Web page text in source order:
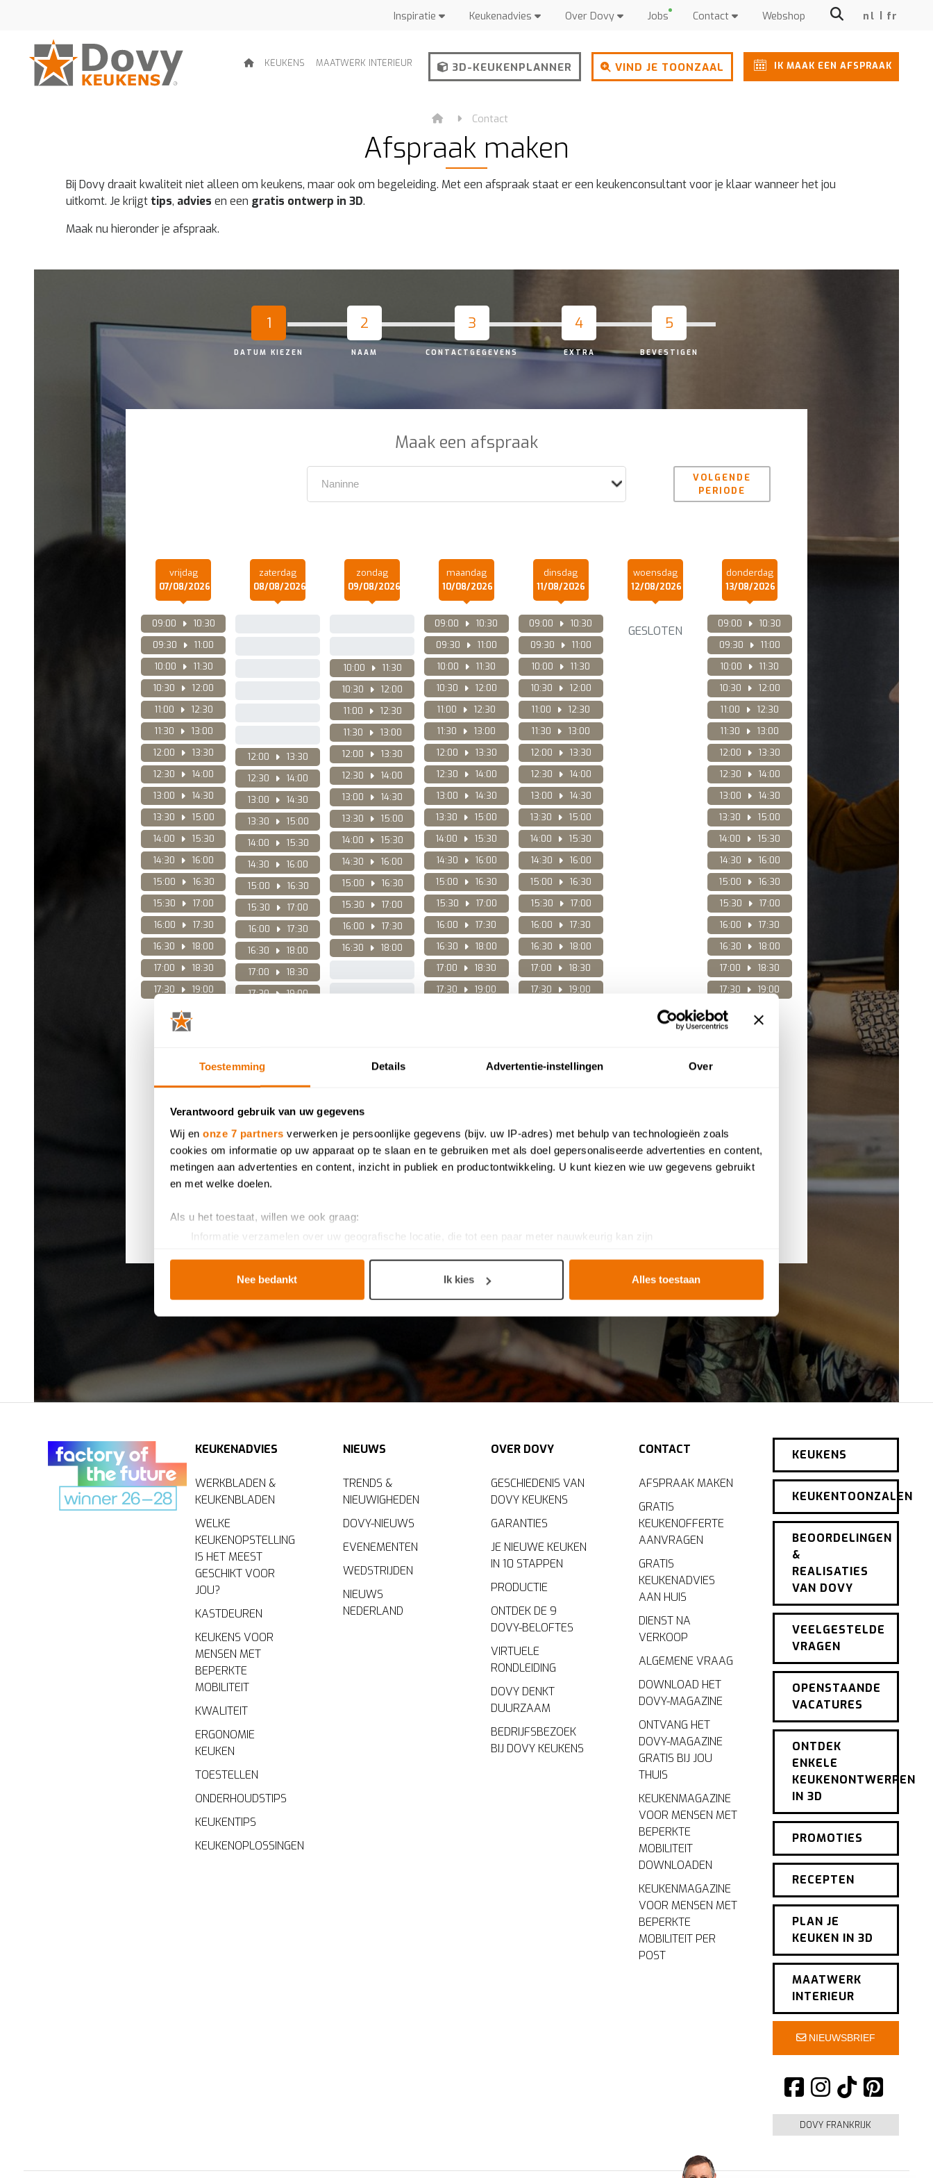
Toestemming Details Advertentie-instellingen Over
Verantwoord gebruik van uw gegevens
Wij en onze 7 partners verwerken je persoonlijke gegevens (bijv. uw IP-adres) met behulp van technologieën zoals
cookies om informatie op uw apparaat op te slaan en te gebruiken met als doel gepersonaliseerde advertenties en content,
metingen aan advertenties en content, inzicht in publiek en productontwikkeling. U kunt kiezen wie uw gegevens gebruikt
en met welke doelen.
Als u het toestaat, willen we ook graag:
Informatie verzamelen over uw geografische locatie, die tot een paar meter nauwkeurig kan zijn
toestemming op elk moment wijzigen of intrekken in de Cookieverklaring.
Breng uw cookies, net als een keukenproject, op smaak voor een ervaring op maat. Door de cookies te accepteren, geniet
u van een vloeiende ervaring. Ze zorgen voor een
functionele website, bieden inzichten om te analyseren
wat beter kan
en helpen ons om u een
ervaring te bieden zoals aangegeven in hetcookiebeleid
Nee bedankt Ik kies Alles toestaan
Inspiratie Keukenadvies Over Dovy Jobs Contact Webshop nl fr
KEUKENS MAATWERK INTERIEUR 3D-KEUKENPLANNER VIND JE TOONZAAL IK MAAK EEN AFSPRAAK
Contact
Afspraak maken
Bij Dovy draait kwaliteit niet alleen om keukens, maar ook om begeleiding. Met een afspraak staat er een keukenconsultant voor je klaar wanneer het jou
uitkomt. Je krijgt tips, advies en een gratis ontwerp in 3D.
Maak nu hieronder je afspraak.
1
DATUM KIEZEN
2
NAAM
3
CONTACTGEGEVENS
4
EXTRA
5
BEVESTIGEN
Maak een afspraak
VOLGENDE
PERIODE
vrijdag
07/08/2026
09:00
10:30
09:30
11:00
10:00
11:30
10:30
12:00
11:00
12:30
11:30
13:00
12:00
13:30
12:30
14:00
13:00
14:30
13:30
15:00
14:00
15:30
14:30
16:00
15:00
16:30
15:30
17:00
16:00
17:30
16:30
18:00
17:00
18:30
17:30
19:00
zaterdag
08/08/2026
12:00
13:30
12:30
14:00
13:00
14:30
13:30
15:00
14:00
15:30
14:30
16:00
15:00
16:30
15:30
17:00
16:00
17:30
16:30
18:00
17:00
18:30
17:30
19:00
zondag
09/08/2026
10:00
11:30
10:30
12:00
11:00
12:30
11:30
13:00
12:00
13:30
12:30
14:00
13:00
14:30
13:30
15:00
14:00
15:30
14:30
16:00
15:00
16:30
15:30
17:00
16:00
17:30
16:30
18:00
maandag
10/08/2026
09:00
10:30
09:30
11:00
10:00
11:30
10:30
12:00
11:00
12:30
11:30
13:00
12:00
13:30
12:30
14:00
13:00
14:30
13:30
15:00
14:00
15:30
14:30
16:00
15:00
16:30
15:30
17:00
16:00
17:30
16:30
18:00
17:00
18:30
17:30
19:00
dinsdag
11/08/2026
09:00
10:30
09:30
11:00
10:00
11:30
10:30
12:00
11:00
12:30
11:30
13:00
12:00
13:30
12:30
14:00
13:00
14:30
13:30
15:00
14:00
15:30
14:30
16:00
15:00
16:30
15:30
17:00
16:00
17:30
16:30
18:00
17:00
18:30
17:30
19:00
woensdag
12/08/2026
GESLOTEN
donderdag
13/08/2026
09:00
10:30
09:30
11:00
10:00
11:30
10:30
12:00
11:00
12:30
11:30
13:00
12:00
13:30
12:30
14:00
13:00
14:30
13:30
15:00
14:00
15:30
14:30
16:00
15:00
16:30
15:30
17:00
16:00
17:30
16:30
18:00
17:00
18:30
17:30
19:00
081 56 62 26
GESLOTEN OP WOENSDAG
KEUKENADVIES
WERKBLADEN &
KEUKENBLADEN
WELKE
KEUKENOPSTELLING
IS HET MEEST
GESCHIKT VOOR
JOU?
KASTDEUREN
KEUKENS VOOR
MENSEN MET
BEPERKTE
MOBILITEIT
KWALITEIT
ERGONOMIE
KEUKEN
TOESTELLEN
ONDERHOUDSTIPS
KEUKENTIPS
KEUKENOPLOSSINGEN
NIEUWS
TRENDS &
NIEUWIGHEDEN
DOVY-NIEUWS
EVENEMENTEN
WEDSTRIJDEN
NIEUWS
NEDERLAND
OVER DOVY
GESCHIEDENIS VAN
DOVY KEUKENS
GARANTIES
JE NIEUWE KEUKEN
IN 10 STAPPEN
PRODUCTIE
ONTDEK DE 9
DOVY-BELOFTES
VIRTUELE
RONDLEIDING
DOVY DENKT
DUURZAAM
BEDRIJFSBEZOEK
BIJ DOVY KEUKENS
CONTACT
AFSPRAAK MAKEN
GRATIS
KEUKENOFFERTE
AANVRAGEN
GRATIS
KEUKENADVIES
AAN HUIS
DIENST NA
VERKOOP
ALGEMENE VRAAG
DOWNLOAD HET
DOVY-MAGAZINE
ONTVANG HET
DOVY-MAGAZINE
GRATIS BIJ JOU
THUIS
KEUKENMAGAZINE
VOOR MENSEN MET
BEPERKTE
MOBILITEIT
DOWNLOADEN
KEUKENMAGAZINE
VOOR MENSEN MET
BEPERKTE
MOBILITEIT PER
POST
KEUKENS
KEUKENTOONZALEN
BEOORDELINGEN
&
REALISATIES
VAN DOVY
VEELGESTELDE
VRAGEN
OPENSTAANDE
VACATURES
ONTDEK
ENKELE
KEUKENONTWERPEN
IN 3D
PROMOTIES
RECEPTEN
PLAN JE
KEUKEN IN 3D
MAATWERK
INTERIEUR
NIEUWSBRIEF
DOVY FRANKRIJK